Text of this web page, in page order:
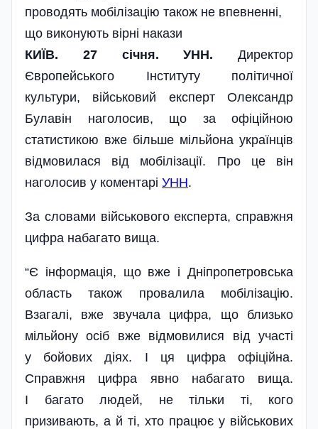
проводять мобілізацію також не впевненні,
що виконують вірні накази
КИЇВ. 27 січня. УНН. Директор
Європейського Інституту політичної
культури, військовий експерт Олександр
Булавін наголосив, що за офіційною
статистикою вже більше мільйона українців
відмовилася від мобілізації. Про це він
наголосив у коментарі УНН.
За словами військового експерта, справжня
цифра набагато вища.
“Є інформація, що вже і Дніпропетровська
область також провалила мобілізацію.
Взагалі, вже звучала цифра, що близько
мільйону осіб вже відмовилися від участі
у бойових діях. І ця цифра офіційна.
Справжня цифра явно набагато вища.
І багато людей, не тільки ті, кого
призивають, а й ті, хто працює у військових